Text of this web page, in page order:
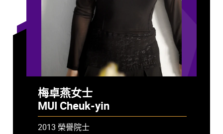
梅卓燕女士
MUI Cheuk-yin
2013 榮譽院士